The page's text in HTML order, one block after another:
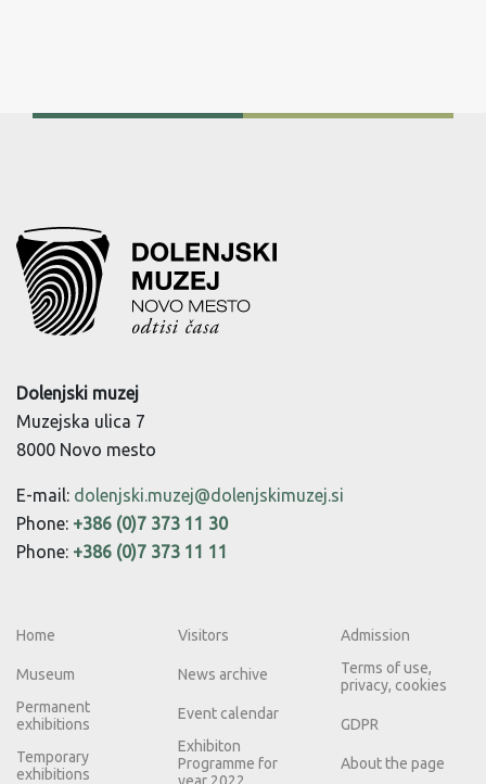
Dolenjski muzej
Muzejska ulica 7
8000 Novo mesto
E-mail: dolenjski.muzej@dolenjskimuzej.si
Phone: +386 (0)7 373 11 30
Phone: +386 (0)7 373 11 11
Home
Museum
Permanent
exhibitions
Temporary
exhibitions
Visitors
News archive
Event calendar
Exhibiton
Programme for
year 2022
Admission
Terms of use,
privacy, cookies
GDPR
About the page